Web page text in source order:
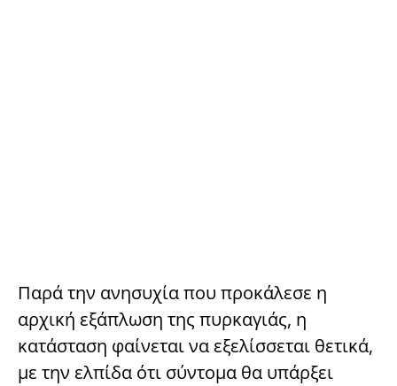
Παρά την ανησυχία που προκάλεσε η
αρχική εξάπλωση της πυρκαγιάς, η
κατάσταση φαίνεται να εξελίσσεται θετικά,
με την ελπίδα ότι σύντομα θα υπάρξει